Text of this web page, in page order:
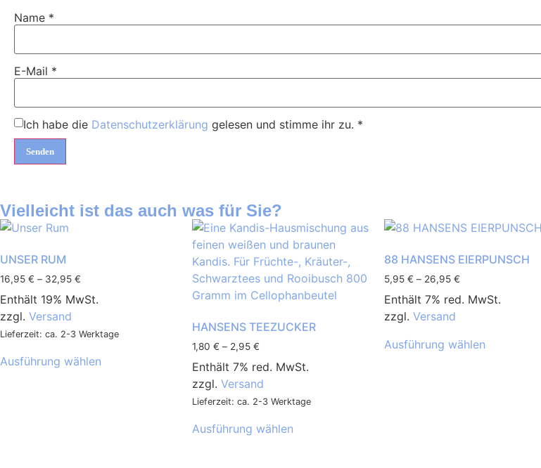
Name *
E-Mail *
Ich habe die Datenschutzerklärung gelesen und stimme ihr zu. *
Vielleicht ist das auch was für Sie?
UNSER RUM
16,95 € – 32,95 €
Enthält 19% MwSt.
zzgl. Versand
Lieferzeit: ca. 2-3 Werktage
Ausführung wählen
HANSENS TEEZUCKER
1,80 € – 2,95 €
Enthält 7% red. MwSt.
zzgl. Versand
Lieferzeit: ca. 2-3 Werktage
Ausführung wählen
88 HANSENS EIERPUNSCH
5,95 € – 26,95 €
Enthält 7% red. MwSt.
zzgl. Versand
Ausführung wählen